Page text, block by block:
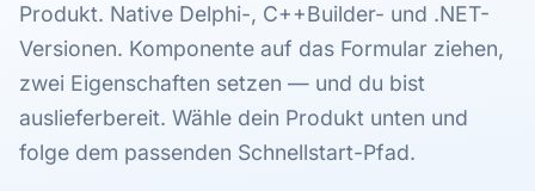
Produkt. Native Delphi-, C++Builder- und .NET-
Versionen. Komponente auf das Formular ziehen,
zwei Eigenschaften setzen — und du bist
auslieferbereit. Wähle dein Produkt unten und
folge dem passenden Schnellstart-Pfad.